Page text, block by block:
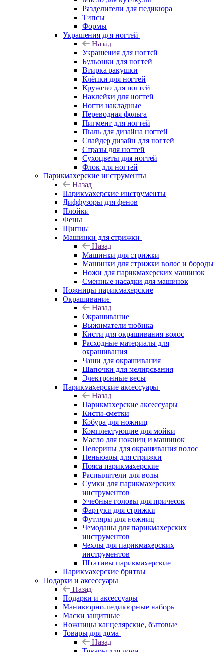
Разделители для педикюра
Типсы
Формы
Украшения для ногтей
Назад
Украшения для ногтей
Бульонки для ногтей
Втирка ракушки
Клёпки для ногтей
Кружево для ногтей
Наклейки для ногтей
Ногти накладные
Переводная фольга
Пигмент для ногтей
Пыль для дизайна ногтей
Слайдер дизайн для ногтей
Стразы для ногтей
Сухоцветы для ногтей
Флок для ногтей
Парикмахерские инструменты
Назад
Парикмахерские инструменты
Диффузоры для фенов
Плойки
Фены
Щипцы
Машинки для стрижки
Назад
Машинки для стрижки
Машинки для стрижки волос и бороды
Ножи для парикмахерских машинок
Сменные насадки для машинок
Ножницы парикмахерские
Окрашивание
Назад
Окрашивание
Выжиматели тюбика
Кисти для окрашивания волос
Расходные материалы для
окрашивания
Чаши для окрашивания
Шапочки для мелирования
Электронные весы
Парикмахерские аксессуары
Назад
Парикмахерские аксессуары
Кисти-сметки
Кобура для ножниц
Комплектующие для мойки
Масло для ножниц и машинок
Пелерины для окрашивания волос
Пеньюары для стрижки
Пояса парикмахерские
Распылители для воды
Сумки для парикмахерских
инструментов
Учебные головы для причесок
Фартуки для стрижки
Футляры для ножниц
Чемоданы для парикмахерских
инструментов
Чехлы для парикмахерских
инструментов
Штативы парикмахерские
Парикмахерские бритвы
Подарки и аксессуары
Назад
Подарки и аксессуары
Маникюрно-педикюрные наборы
Маски защитные
Ножницы канцелярские, бытовые
Товары для дома
Назад